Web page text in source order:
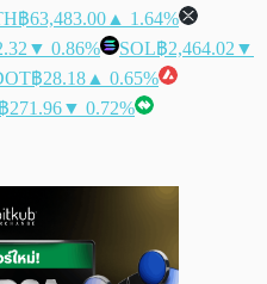
฿63,483.00 ▲ 1.64%
▼ 0.86% SOL฿2,464.02 ▼
฿28.18 ▲ 0.65%
฿271.96▼ 0.72%